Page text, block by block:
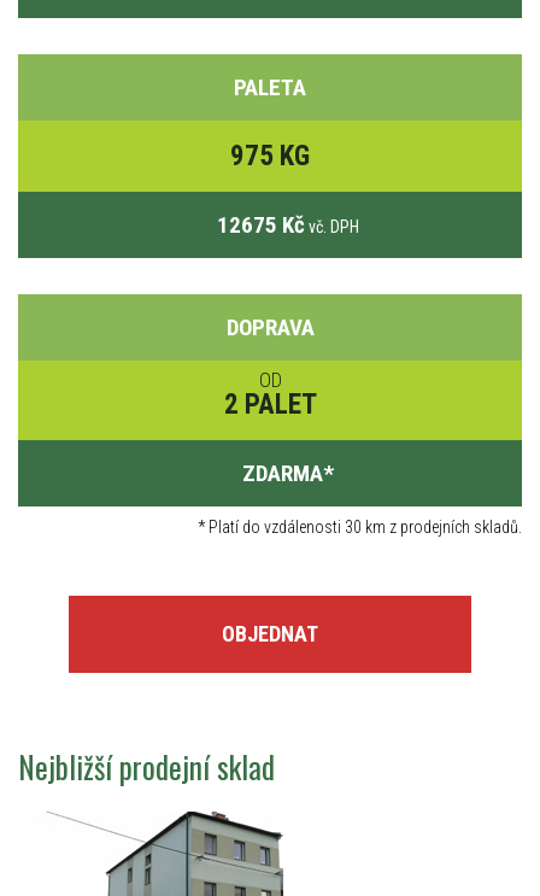
PALETA
975 KG
12675 Kč vč. DPH
DOPRAVA
OD
2 PALET
ZDARMA*
*Platí do vzdálenosti 30 km z prodejních skladů.
OBJEDNAT
Nejbližší prodejní sklad